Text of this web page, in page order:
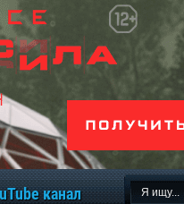
онлайн бесплатно
канал